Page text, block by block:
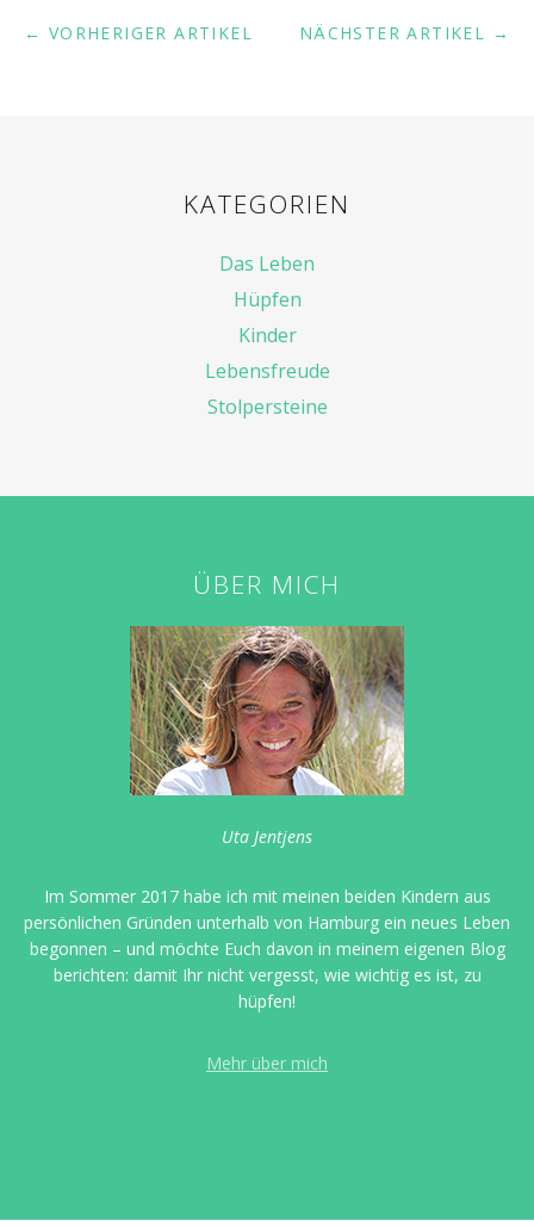
NÄCHSTER ARTIKEL →
← VORHERIGER ARTIKEL
KATEGORIEN
Das Leben
Hüpfen
Kinder
Lebensfreude
Stolpersteine
ÜBER MICH
Uta Jentjens
Im Sommer 2017 habe ich mit meinen beiden Kindern aus
persönlichen Gründen unterhalb von Hamburg ein neues Leben
begonnen – und möchte Euch davon in meinem eigenen Blog
berichten: damit Ihr nicht vergesst, wie wichtig es ist, zu
hüpfen!
Mehr über mich